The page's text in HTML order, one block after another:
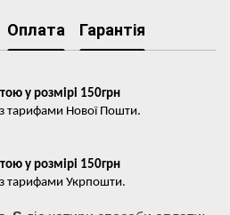
Оплата Гарантія
у розмірі 150грн
з тарифами Нової Пошти.
у розмірі 150грн
з тарифами Укрпошти.